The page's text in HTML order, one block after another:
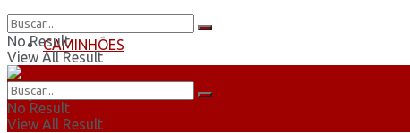
CAMINHÕES
ÔNIBUS
No Result
View All Result
No Result
View All Result